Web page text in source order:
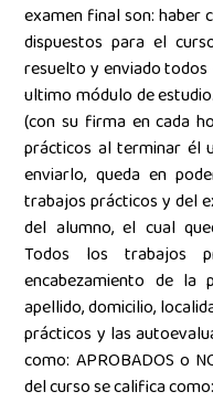
examen final son: haber
dispuestos para el
resuelto y enviado
ultimo módulo de
(con su firma en cada
prácticos al terminar él
enviarlo, queda en
trabajos prácticos y del
del alumno, el cual
Todos los trabajos
encabezamiento de la
apellido, domicilio,
prácticos y las
como: APROBADOS o
del curso se califica